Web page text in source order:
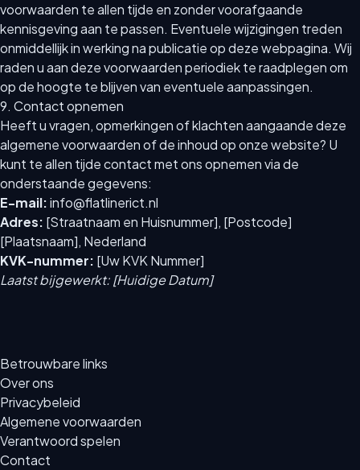
voorwaarden te allen tijde en zonder voorafgaande
kennisgeving aan te passen. Eventuele wijzigingen treden
onmiddellijk in werking na publicatie op deze webpagina. Wij
raden u aan deze voorwaarden periodiek te raadplegen om
op de hoogte te blijven van eventuele aanpassingen.
9. Contact opnemen
Heeft u vragen, opmerkingen of klachten aangaande deze
algemene voorwaarden of de inhoud op onze website? U
kunt te allen tijde contact met ons opnemen via de
onderstaande gegevens:
E-mail:info@flatlinerict.nl
Adres: [Straatnaam en Huisnummer], [Postcode]
[Plaatsnaam], Nederland
KVK-nummer: [Uw KVK Nummer]
Laatst bijgewerkt: [Huidige Datum]
Betrouwbare links
Over ons
Privacybeleid
Algemene voorwaarden
Verantwoord spelen
Contact